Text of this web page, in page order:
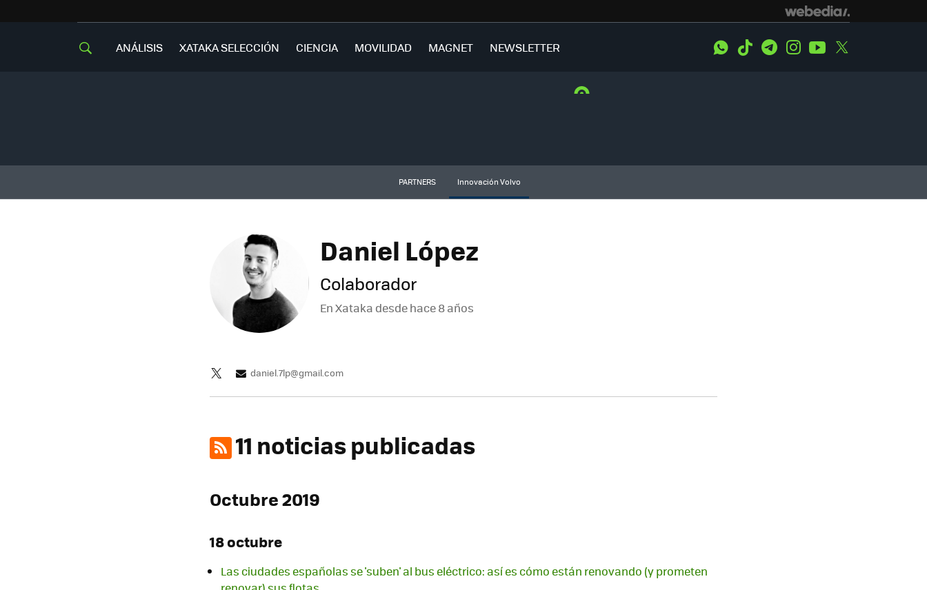
ANÁLISIS XATAKA SELECCIÓN CIENCIA MOVILIDAD MAGNET NEWSLETTER WhatsApp
Tiktok TelegramInstagramYoutube
PARTNERS Innovación Volvo
Daniel López
Colaborador
En Xataka desdehace 8 años
daniel.7lp@gmail.com
11 noticias publicadas
Octubre 2019
18 octubre
Las ciudades españolas se 'suben' al bus eléctrico: así es cómo están renovando (y prometen